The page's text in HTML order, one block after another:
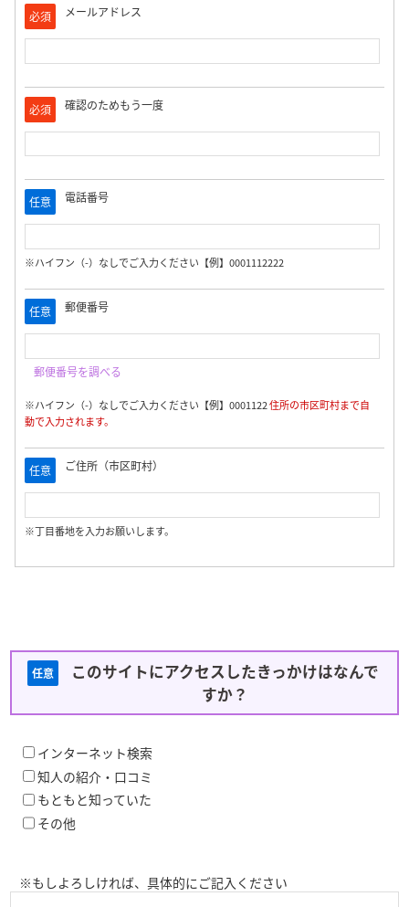
必須 メールアドレス
必須 確認のためもう一度
任意 電話番号
※ハイフン（-）なしでご入力ください【例】0001112222
任意 郵便番号
郵便番号を調べる
※ハイフン（-）なしでご入力ください【例】0001122住所の市区町村まで自
動で入力されます。
任意 ご住所（市区町村）
※丁目番地を入力お願いします。
任意
このサイトにアクセスしたきっかけはなんで
すか？
インターネット検索
知人の紹介・口コミ
もともと知っていた
その他
※もしよろしければ、具体的にご記入ください